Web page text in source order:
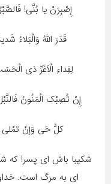
إِصْبِرَنْ یا بُنَّی!
قَدَرَ اللهُ
لِفِداءِ الْاَغَرِّ ذی
إِنْ تُصِبْک الْمَنُونُ
کلُّ حَی وَإنْ
شکیبا باش ای پسر! که
ای به مرگ است.